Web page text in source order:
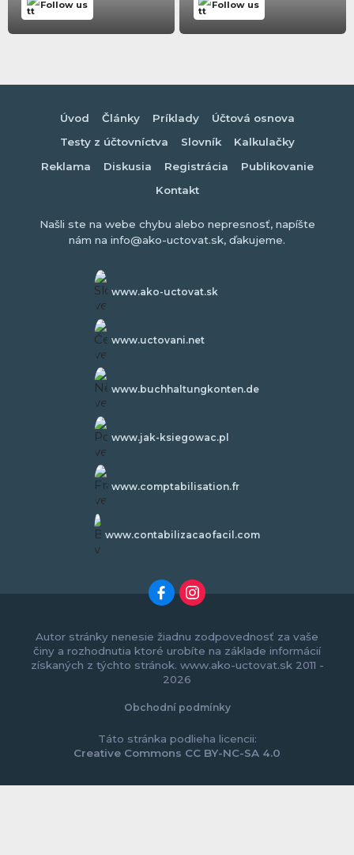
Follow us Follow us
Úvod Články Príklady
Účtová osnova
Testy z účtovníctva
Slovník
Kalkulačky
Reklama
Diskusia Registrácia
Publikovanie
Kontakt
Našli ste na webe chybu alebo nepresnosť, napíšte
nám na info@ako-uctovat.sk, ďakujeme.
www.ako-uctovat.sk
www.uctovani.net
www.buchhaltungkonten.de
www.jak-ksiegowac.pl
www.comptabilisation.fr
www.contabilizacaofacil.com
Autor stránky nenesie žiadnu zodpovednosť za vaše
činy a rozhodnutia ktoré urobíte na základe informácií
získaných z týchto stránok. www.ako-uctovat.sk 2011 -
2026
Obchodní podmínky
Táto stránka podlieha licencii:
Creative Commons CC BY-NC-SA 4.0